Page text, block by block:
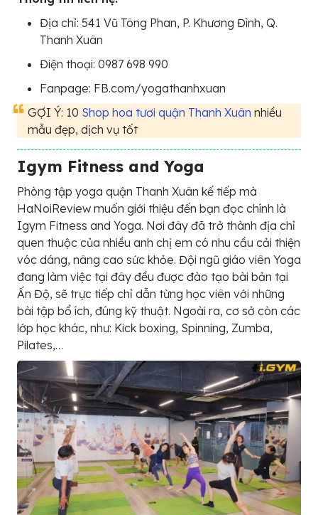
Địa chỉ: 541 Vũ Tông Phan, P. Khương Đình, Q.
Thanh Xuân
Điện thoại: 0987 698 990
Fanpage: FB.com/yogathanhxuan
GỢI Ý: 10 Shop hoa tươi quận Thanh Xuân nhiều
mẫu đẹp, dịch vụ tốt
Igym Fitness and Yoga
Phòng tập yoga quận Thanh Xuân kế tiếp mà
HaNoiReview muốn giới thiệu đến bạn đọc chính là
Igym Fitness and Yoga. Nơi đây đã trở thành địa chỉ
quen thuộc của nhiều anh chị em có nhu cầu cải thiện
vóc dáng, nâng cao sức khỏe. Đội ngũ giáo viên Yoga
đang làm việc tại đây đều được đào tạo bài bản tại
Ấn Độ, sẽ trực tiếp chỉ dẫn từng học viên với những
bài tập bổ ích, đúng kỹ thuật. Ngoài ra, cơ sở còn các
lớp học khác, như: Kick boxing, Spinning, Zumba,
Pilates,…